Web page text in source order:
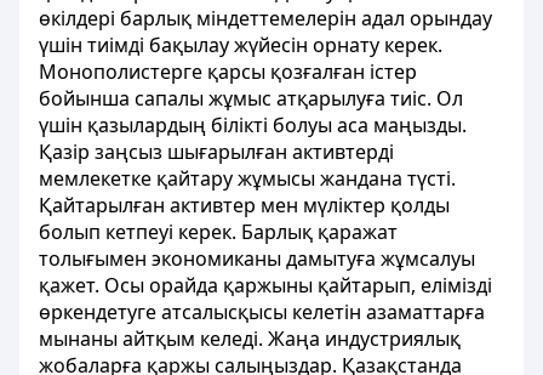
өкілдері барлық міндеттемелерін адал орындау
үшін тиімді бақылау жүйесін орнату керек.
Монополистерге қарсы қозғалған істер
бойынша сапалы жұмыс атқарылуға тиіс. Ол
үшін қазылардың білікті болуы аса маңызды.
Қазір заңсыз шығарылған активтерді
мемлекетке қайтару жұмысы жандана түсті.
Қайтарылған активтер мен мүліктер қолды
болып кетпеуі керек. Барлық қаражат
толығымен экономиканы дамытуға жұмсалуы
қажет. Осы орайда қаржыны қайтарып, елімізді
өркендетуге атсалысқысы келетін азаматтарға
мынаны айтқым келеді. Жаңа индустриялық
жобаларға қаржы салыңыздар. Қазақстанда